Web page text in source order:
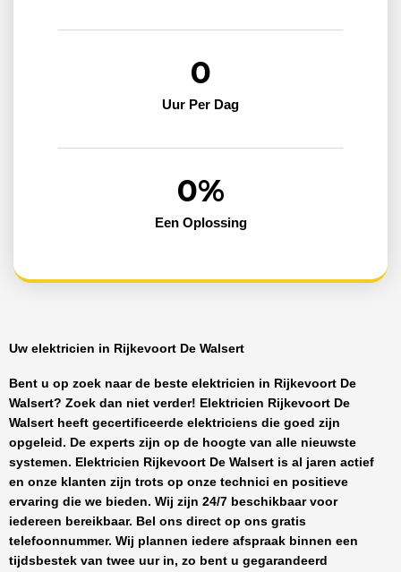
Uur Per Dag
0
Een Oplossing
0%
Uw elektricien in Rijkevoort De Walsert
Bent u op zoek naar de beste elektricien in Rijkevoort De
Walsert? Zoek dan niet verder! Elektricien Rijkevoort De
Walsert heeft gecertificeerde elektriciens die goed zijn
opgeleid. De experts zijn op de hoogte van alle nieuwste
systemen. Elektricien Rijkevoort De Walsert is al jaren actief
en onze klanten zijn trots op onze technici en positieve
ervaring die we bieden. Wij zijn 24/7 beschikbaar voor
iedereen bereikbaar. Bel ons direct op ons gratis
telefoonnummer. Wij plannen iedere afspraak binnen een
tijdsbestek van twee uur in, zo bent u gegarandeerd